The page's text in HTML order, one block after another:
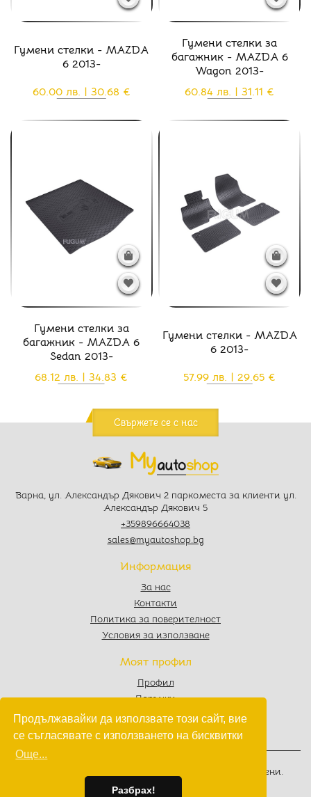
Продължавайки да използвате този сайт, вие
се съгласявате с използването на бисквитки
Още...
Разбрах!
Гумени стелки - MAZDA
6 2013-
60.00 лв. | 30.68 €
Гумени стелки за
багажник - MAZDA 6
Wagon 2013-
60.84 лв. | 31.11 €
Гумени стелки за
багажник - MAZDA 6
Sedan 2013-
68.12 лв. | 34.83 €
Гумени стелки - MAZDA
6 2013-
57.99 лв. | 29.65 €
Свържете се с нас
Варна, ул. Александър Дякович 2 паркоместа за клиенти ул.
Александър Дякович 5
+359896664038
sales@myautoshop.bg
Информация
За нас
Контакти
Политика за поверителност
Условия за използване
Моят профил
Профил
Поръчки
Любими
Количка
. Всички права запазени.
Изработка на софтуер